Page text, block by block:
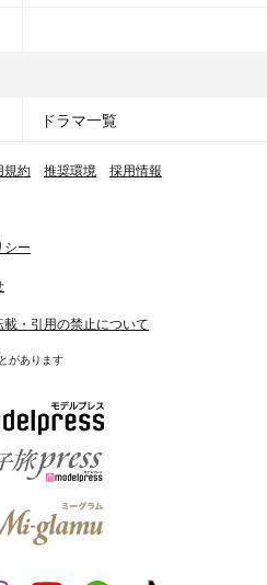
ドラマ一覧
規約 推奨環境 採用情報
シー
・引用の禁止について
があります